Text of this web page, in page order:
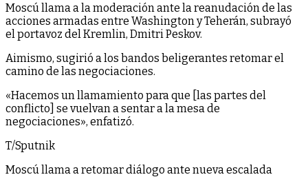
Moscú llama a la moderación ante la reanudación de las
acciones armadas entre Washington y Teherán, subrayó
el portavoz del Kremlin, Dmitri Peskov.
Aimismo, sugirió a los bandos beligerantes retomar el
camino de las negociaciones.
«Hacemos un llamamiento para que [las partes del
conflicto] se vuelvan a sentar a la mesa de
negociaciones», enfatizó.
T/Sputnik
Moscú llama a retomar diálogo ante nueva escalada